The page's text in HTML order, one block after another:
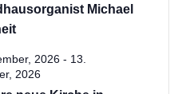
Michael
2026- 13.
2026